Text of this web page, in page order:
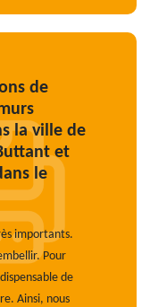
de
la ville de
et
le
importants.
Pour
de
Ainsi, nous